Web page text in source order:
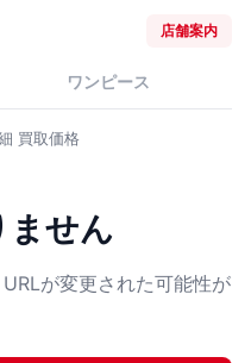
店舗案内
ワンピース
買取価格
ません
が変更された可能性が